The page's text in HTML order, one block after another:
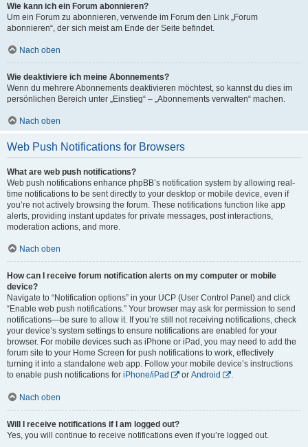
Wie kann ich ein Forum abonnieren?
Um ein Forum zu abonnieren, verwende im Forum den Link „Forum
abonnieren“, der sich meist am Ende der Seite befindet.
Nach oben
Wie deaktiviere ich meine Abonnements?
Wenn du mehrere Abonnements deaktivieren möchtest, so kannst du dies im
persönlichen Bereich unter „Einstieg“ – „Abonnements verwalten“ machen.
Nach oben
Web Push Notifications for Browsers
What are web push notifications?
Web push notifications enhance phpBB’s notification system by allowing real-
time notifications to be sent directly to your desktop or mobile device, even if
you’re not actively browsing the forum. These notifications function like app
alerts, providing instant updates for private messages, post interactions,
moderation actions, and more.
Nach oben
How can I receive forum notification alerts on my computer or mobile
device?
Navigate to “Notification options” in your UCP (User Control Panel) and click
“Enable web push notifications.” Your browser may ask for permission to send
notifications—be sure to allow it. If you’re still not receiving notifications, check
your device’s system settings to ensure notifications are enabled for your
browser. For mobile devices such as iPhone or iPad, you may need to add the
forum site to your Home Screen for push notifications to work, effectively
turning it into a standalone web app. Follow your mobile device’s instructions
to enable push notifications for iPhone/iPad or Android .
Nach oben
Will I receive notifications if I am logged out?
Yes, you will continue to receive notifications even if you’re logged out.